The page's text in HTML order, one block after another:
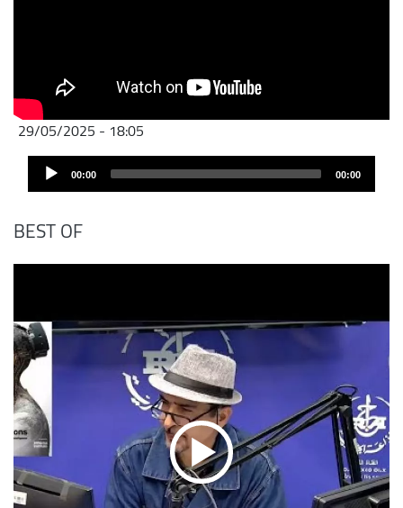
29/05/2025 - 18:05
Audio
Player 00:00 00:00
BEST OF